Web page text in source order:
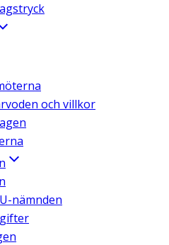
och villkor
nämnden